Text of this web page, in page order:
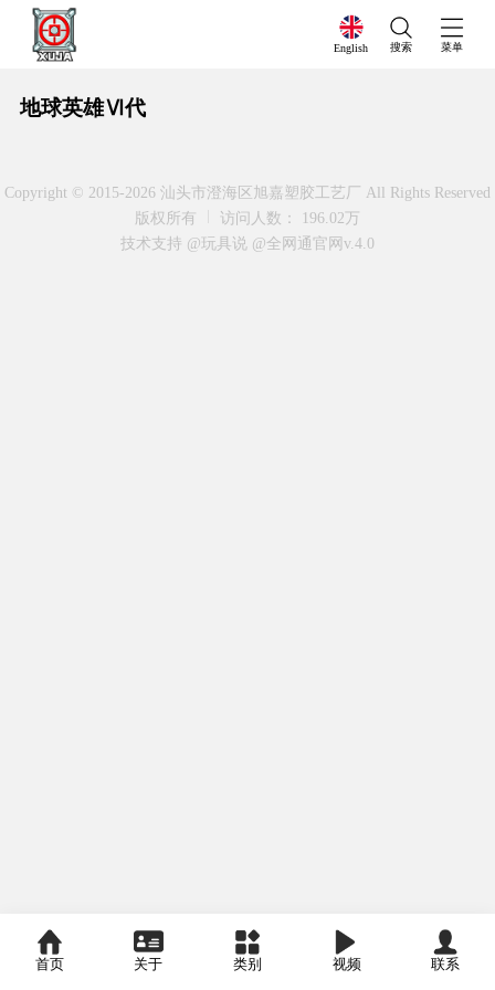
首页 关于 类别 视频 联系
English 搜索 菜单
地球英雄Ⅵ代
Copyright © 2015-2026 汕头市澄海区旭嘉塑胶工艺厂 All Rights Reserved
版权所有
访问人数： 196.02万
技术支持 @玩具说 @全网通官网v.4.0